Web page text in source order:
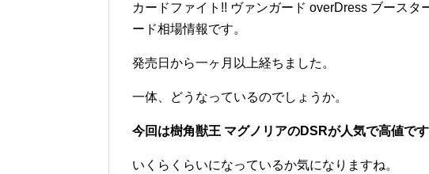
カードファイト!! ヴァンガード overDress ブース
ード相場情報です。
発売日から一ヶ月以上経ちました。
一体、どうなっているのでしょうか。
今回は樹角獣王 マグノリアのDSRが人気で高値です
いくらくらいになっているか気になりますね。